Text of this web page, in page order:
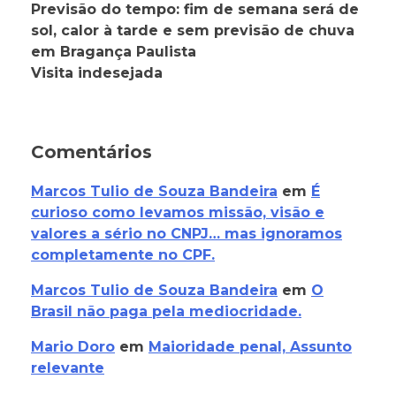
Previsão do tempo: fim de semana será de
sol, calor à tarde e sem previsão de chuva
em Bragança Paulista
Visita indesejada
Comentários
Marcos Tulio de Souza Bandeira em É
curioso como levamos missão, visão e
valores a sério no CNPJ… mas ignoramos
completamente no CPF.
Marcos Tulio de Souza Bandeira em O
Brasil não paga pela mediocridade.
Mario Doro em Maioridade penal, Assunto
relevante